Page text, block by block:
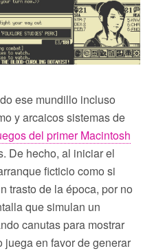
ese mundillo incluso
y arcaicos sistemas de
del primer Macintosh
De hecho, al iniciar el
ficticio como si
trasto de la época, por no
que simulan un
canutas para mostrar
juega en favor de generar